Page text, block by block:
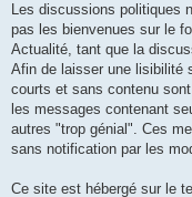
Les discussions politiques
pas les bienvenues sur le
Actualité, tant que la
Afin de laisser une lisibilité
courts et sans contenu
les messages contenant
autres "trop génial". Ces
sans notification par les
Ce site est hébergé sur le